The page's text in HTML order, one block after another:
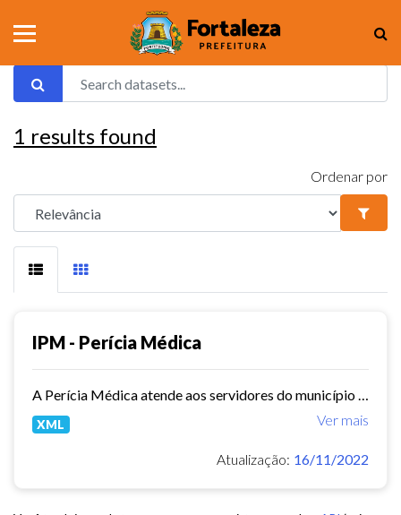
1 results found
Ordenar por
IPM - Perícia Médica
Ver mais
XML
Atualização: 16/11/2022